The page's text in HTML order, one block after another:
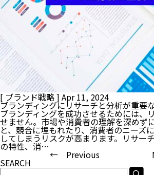
[ ブランド戦略 ] Apr 11, 2024
ブランディングにリサーチと分析が重要
ブランディングを成功させるためには、
せません。市場や消費者の理解を深めず
と、競合に埋もれたり、消費者のニーズ
してしまうリスクが高まります。リサー
の特性、消…
← Previous
SEARCH